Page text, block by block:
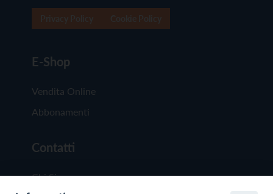
E-Shop
Vendita Online
Abbonamenti
Contatti
Chi Siamo